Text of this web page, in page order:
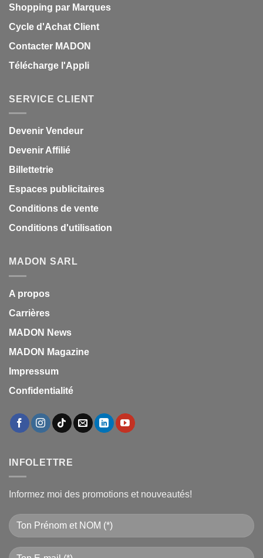
Shopping par Marques
Cycle d'Achat Client
Contacter MADON
Télécharge l'Appli
SERVICE CLIENT
Devenir Vendeur
Devenir Affilié
Billettetrie
Espaces publicitaires
Conditions de vente
Conditions d'utilisation
MADON SARL
A propos
Carrières
MADON News
MADON Magazine
Impressum
Confidentialité
INFOLETTRE
Informez moi des promotions et nouveautés!